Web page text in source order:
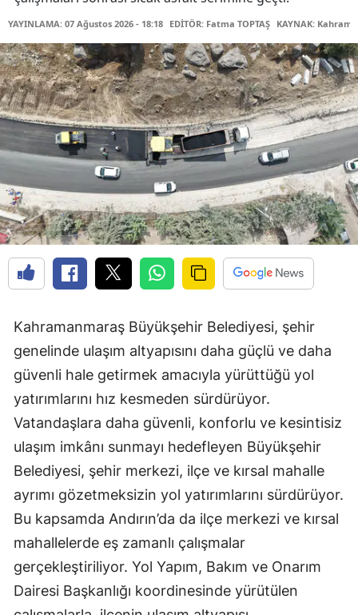
YAYINLAMA: 07 Ağustos 2026 - 18:18 EDİTÖR: Fatma TOPTAŞ KAYNAK:
Kahramanmaraş Büyükşehir Belediyesi, şehir
genelinde ulaşım altyapısını daha güçlü ve daha
güvenli hale getirmek amacıyla yürüttüğü yol
yatırımlarını hız kesmeden sürdürüyor.
Vatandaşlara daha güvenli, konforlu ve kesintisiz
ulaşım imkânı sunmayı hedefleyen Büyükşehir
Belediyesi, şehir merkezi, ilçe ve kırsal mahalle
ayrımı gözetmeksizin yol yatırımlarını sürdürüyor.
Bu kapsamda Andırın’da da ilçe merkezi ve kırsal
mahallelerde eş zamanlı çalışmalar
gerçekleştiriliyor. Yol Yapım, Bakım ve Onarım
Dairesi Başkanlığı koordinesinde yürütülen